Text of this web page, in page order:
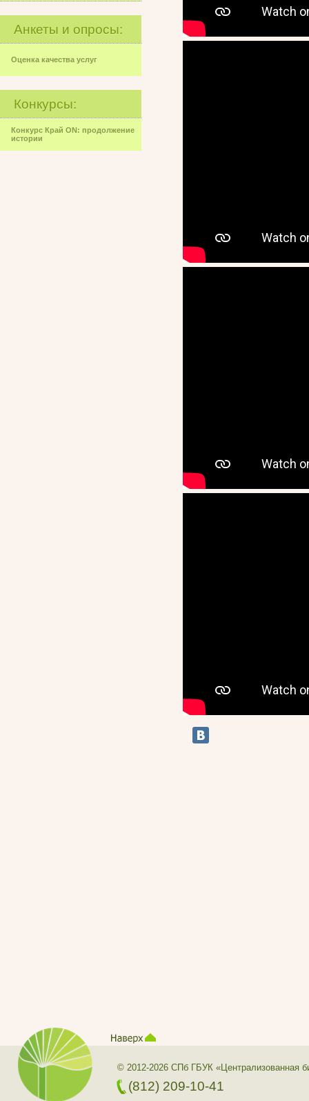
Анкеты и опросы:
Оценка качества услуг
Конкурсы:
Конкурс Край ON: продолжение
истории
© 2012-2026 СПб ГБУК «Централизованная
(812) 209-10-41